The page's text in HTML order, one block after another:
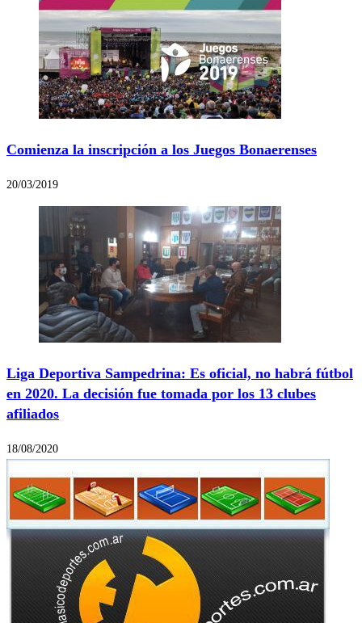
Comienza la inscripción a los Juegos Bonaerenses
20/03/2019
Liga Deportiva Sampedrina: Es oficial, no habrá fútbol
en 2020. La decisión fue tomada por los 13 clubes
afiliados
18/08/2020